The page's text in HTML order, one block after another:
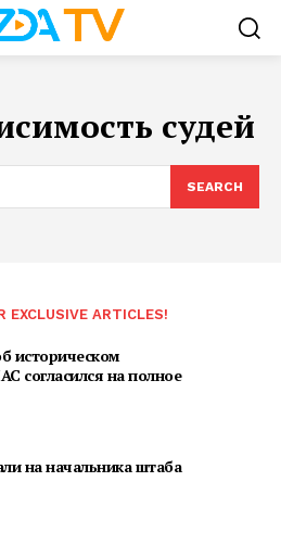
судей
SEARCH
EXCLUSIVE ARTICLES!
историческом
согласился на полное
на начальника штаба